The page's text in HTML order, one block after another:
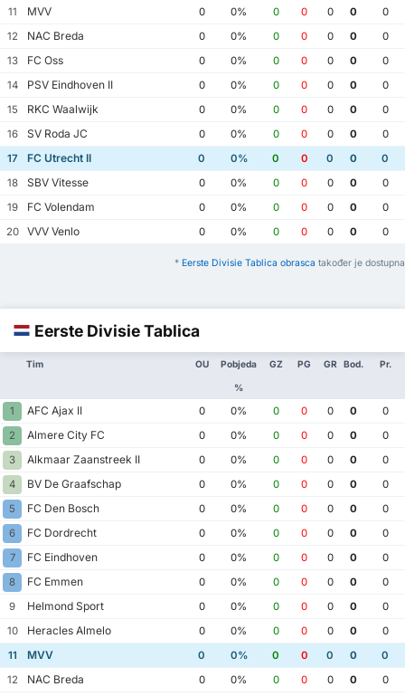
11
MVV 0 0% 0 0 0 0
0
12
NAC Breda 0 0% 0 0 0 0
0
13
FC Oss 0 0% 0 0 0 0
0
14
PSV Eindhoven II 0 0% 0 0 0 0
0
15
RKC Waalwijk 0 0% 0 0 0 0
0
16
SV Roda JC 0 0% 0 0 0 0
0
17
FC Utrecht II 0 0% 0 0 0 0
0
18
SBV Vitesse 0 0% 0 0 0 0
0
19
FC Volendam 0 0% 0 0 0 0
0
20
VVV Venlo 0 0% 0 0 0 0 0
* Eerste Divisie Tablica obrasca također je dostupna
Eerste Divisie Tablica
Tim OU Pobjeda
%
GZ PG GR Bod. Pr.
1 AFC Ajax II 0 0% 0 0 0 0
0
2
Almere City FC 0 0% 0 0 0 0
0
3
Alkmaar Zaanstreek II 0 0% 0 0 0 0
0
4
BV De Graafschap 0 0% 0 0 0 0
0
5
FC Den Bosch 0 0% 0 0 0 0
0
6
FC Dordrecht 0 0% 0 0 0 0
0
7
FC Eindhoven 0 0% 0 0 0 0
0
8
FC Emmen 0 0% 0 0 0 0
0
9
Helmond Sport 0 0% 0 0 0 0
0
10
Heracles Almelo 0 0% 0 0 0 0
0
11
MVV 0 0% 0 0 0 0
0
12
NAC Breda 0 0% 0 0 0 0
0